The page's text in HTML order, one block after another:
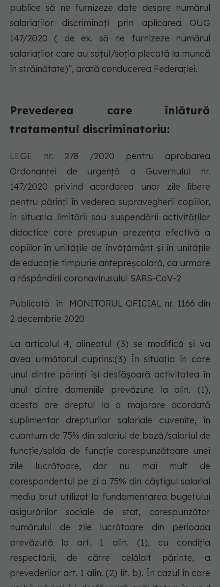
publice să ne furnizeze date despre numărul
salariaților discriminați prin aplicarea OUG
147/2020 ( de ex. să ne furnizeze numărul
salariaților care au soțul/soția plecată la muncă
în străinătate)”, arată conducerea Federației.
Prevederea care înlătură
tratamentul discriminatoriu:
LEGE nr. 278 /2020 pentru aprobarea
Ordonanței de urgență a Guvernului nr.
147/2020 privind acordarea unor zile libere
pentru părinți în vederea supravegherii copiilor,
în situația limitării sau suspendării activităților
didactice care presupun prezența efectivă a
copiilor în unitățile de învățământ și în unitățile
de educație timpurie antepreșcolară, ca urmare
a răspândirii coronavirusului SARS-CoV-2
Publicată în MONITORUL OFICIAL nr. 1166 din
2 decembrie 2020
La articolul 4, alineatul (3) se modifică și va
avea următorul cuprins:(3) În situația în care
unul dintre părinți își desfășoară activitatea în
unul dintre domeniile prevăzute la alin. (1),
acesta are dreptul la o majorare acordată
suplimentar drepturilor salariale cuvenite, în
cuantum de 75% din salariul de bază/salariul de
funcție/solda de funcție corespunzătoare unei
zile lucrătoare, dar nu mai mult de
corespondentul pe zi a 75% din câștigul salarial
mediu brut utilizat la fundamentarea bugetului
asigurărilor sociale de stat, corespunzător
numărului de zile lucrătoare din perioada
prevăzută la art. 1 alin. (1), cu condiția
respectării, de către celălalt părinte, a
prevederilor art. 1 alin. (2) lit. b). În cazul în care